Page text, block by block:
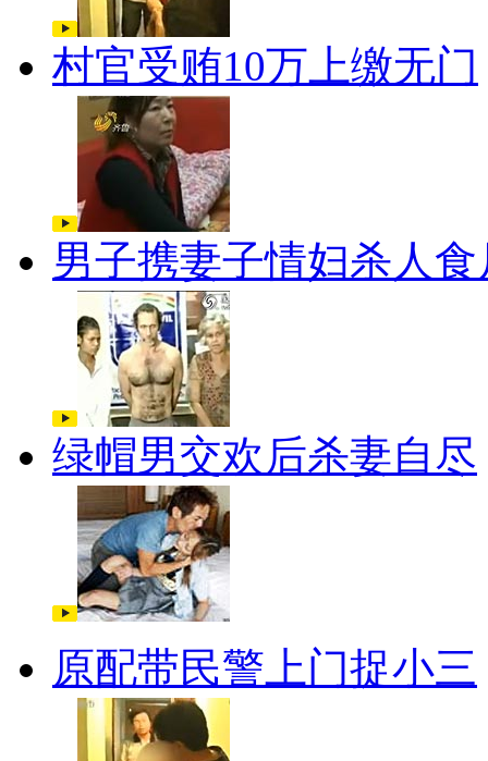
村官受贿10万上缴无门
男子携妻子情妇杀人食
绿帽男交欢后杀妻自尽
原配带民警上门捉小三